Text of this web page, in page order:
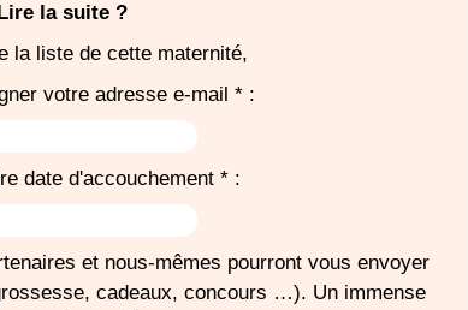
la suite ?
la liste de cette maternité,
votre adresse e-mail * :
date d'accouchement * :
et nous-mêmes pourront vous envoyer
cadeaux, concours …). Un immense